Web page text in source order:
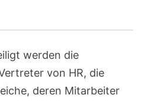
werden die
von HR, die
deren Mitarbeiter